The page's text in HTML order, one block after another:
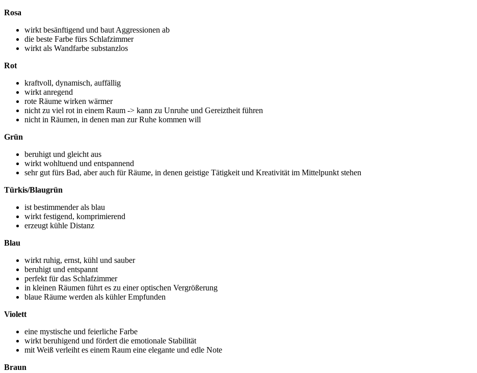
Rosa
wirkt besänftigend und baut Aggressionen ab
die beste Farbe fürs Schlafzimmer
wirkt als Wandfarbe substanzlos
Rot
kraftvoll, dynamisch, auffällig
wirkt anregend
rote Räume wirken wärmer
nicht zu viel rot in einem Raum -> kann zu Unruhe und Gereiztheit führen
nicht in Räumen, in denen man zur Ruhe kommen will
Grün
beruhigt und gleicht aus
wirkt wohltuend und entspannend
sehr gut fürs Bad, aber auch für Räume, in denen geistige Tätigkeit und Kreativität im Mittelpunkt stehen
Türkis/Blaugrün
ist bestimmender als blau
wirkt festigend, komprimierend
erzeugt kühle Distanz
Blau
wirkt ruhig, ernst, kühl und sauber
beruhigt und entspannt
perfekt für das Schlafzimmer
in kleinen Räumen führt es zu einer optischen Vergrößerung
blaue Räume werden als kühler Empfunden
Violett
eine mystische und feierliche Farbe
wirkt beruhigend und fördert die emotionale Stabilität
mit Weiß verleiht es einem Raum eine elegante und edle Note
Braun